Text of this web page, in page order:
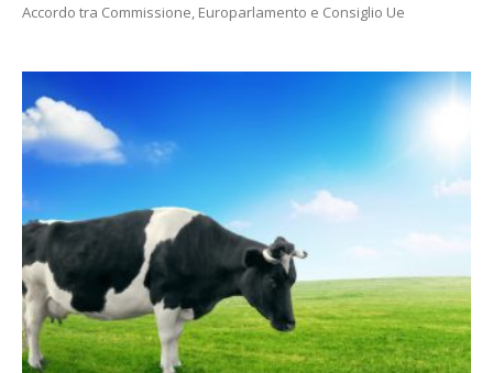
Accordo tra Commissione, Europarlamento e Consiglio Ue